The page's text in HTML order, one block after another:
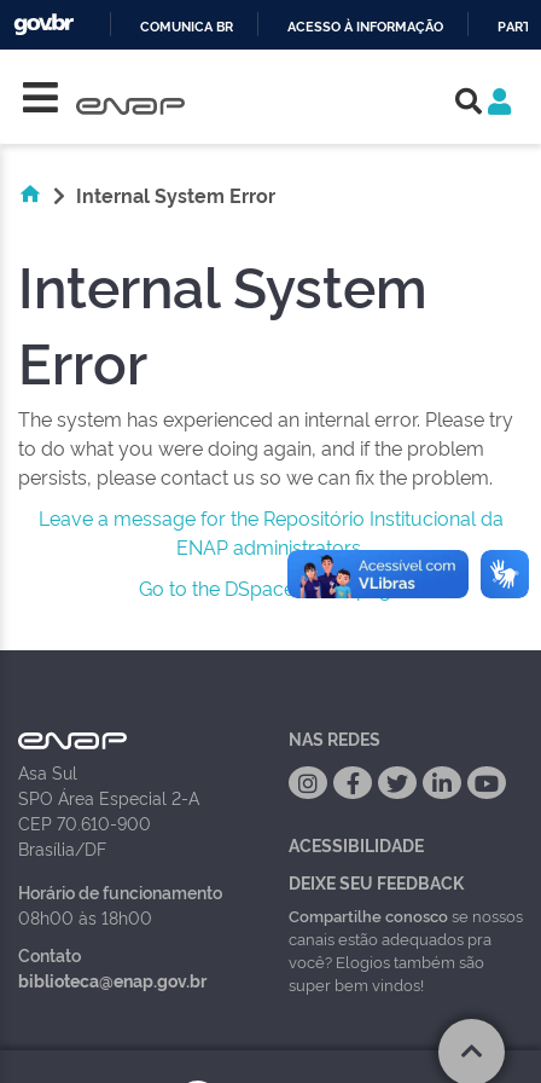
COMUNICA BR ACESSO À INFORMAÇÃO
Internal System Error
Internal System
Error
The system has experienced an internal error. Please try
to do what you were doing again, and if the problem
persists, please contact us so we can fix the problem.
Leave a message for the Repositório Institucional da
ENAP administrators.
Go to the DSpace home page
Asa Sul
SPO Área Especial 2-A
CEP 70.610-900
Brasília/DF
Horário de funcionamento
08h00 às 18h00
Contato
biblioteca@enap.gov.br
NAS REDES
ACESSIBILIDADE
DEIXE SEU FEEDBACK
Compartilhe conoscose nossos
canais estão adequados pra
você? Elogios também são
super bem vindos!